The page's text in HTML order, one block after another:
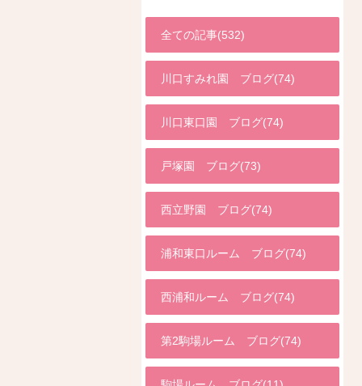
全ての記事(532)
川口すみれ園 ブログ(74)
川口東口園 ブログ(74)
戸塚園 ブログ(73)
西立野園 ブログ(74)
浦和東口ルーム ブログ(74)
西浦和ルーム ブログ(74)
第2駒場ルーム ブログ(74)